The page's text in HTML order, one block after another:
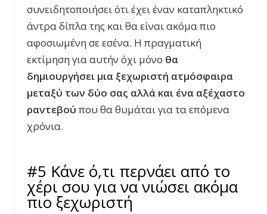
συνειδητοποιήσει ότι έχει έναν καταπληκτικό
άντρα δίπλα της και θα είναι ακόμα πιο
αφοσιωμένη σε εσένα. Η πραγματική
εκτίμηση για αυτήν όχι μόνο θα
δημιουργήσει μια ξεχωριστή ατμόσφαιρα
μεταξύ των δύο σας αλλά και ένα αξέχαστο
ραντεβού που θα θυμάται για τα επόμενα
χρόνια.
#5 Κάνε ό,τι περνάει από το
χέρι σου για να νιώσει ακόμα
πιο ξεχωριστή